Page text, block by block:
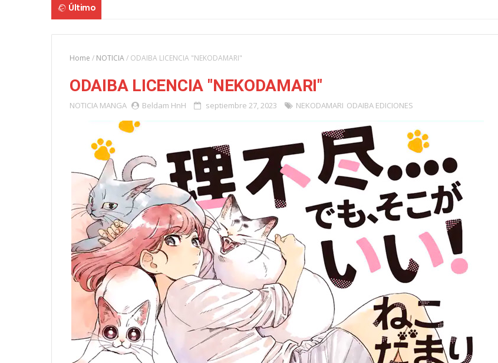
Último
Home / NOTICIA/ ODAIBA LICENCIA "NEKODAMARI"
ODAIBA LICENCIA "NEKODAMARI"
NOTICIA MANGA Beldam HnH septiembre 27, 2023 NEKODAMARI ODAIBA EDICIONES